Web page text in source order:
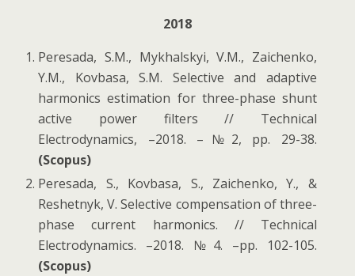
2018
Peresada, S.M., Mykhalskyi, V.M., Zaichenko,
Y.M., Kovbasa, S.M. Selective and adaptive
harmonics estimation for three-phase shunt
active power filters // Technical
Electrodynamics, –2018. –№2, pp. 29-38.
(Scopus)
Peresada, S., Kovbasa, S., Zaichenko, Y., &
Reshetnyk, V. Selective compensation of three-
phase current harmonics. // Technical
Electrodynamics. –2018. №4. –pp. 102-105.
(Scopus)